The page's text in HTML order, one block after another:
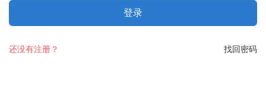
登录
找回密码
还没有注册？